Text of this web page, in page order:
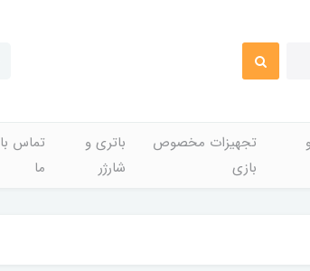
تجهیزات مخصوص
بازی
باتری و
شارژر
تماس با
ما